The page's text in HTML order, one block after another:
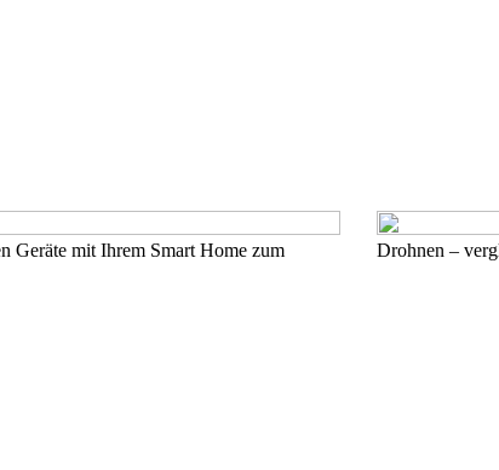
Geräte mit Ihrem Smart Home zum
Drohnen –